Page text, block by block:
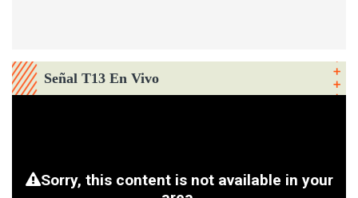
Señal T13 En Vivo